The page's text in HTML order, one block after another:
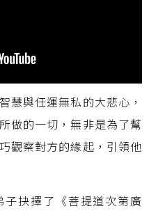
慧與任運無私的大悲心，
做的一切，無非是為了幫
觀察對方的緣起，引領他
抉擇了《菩提道次第廣